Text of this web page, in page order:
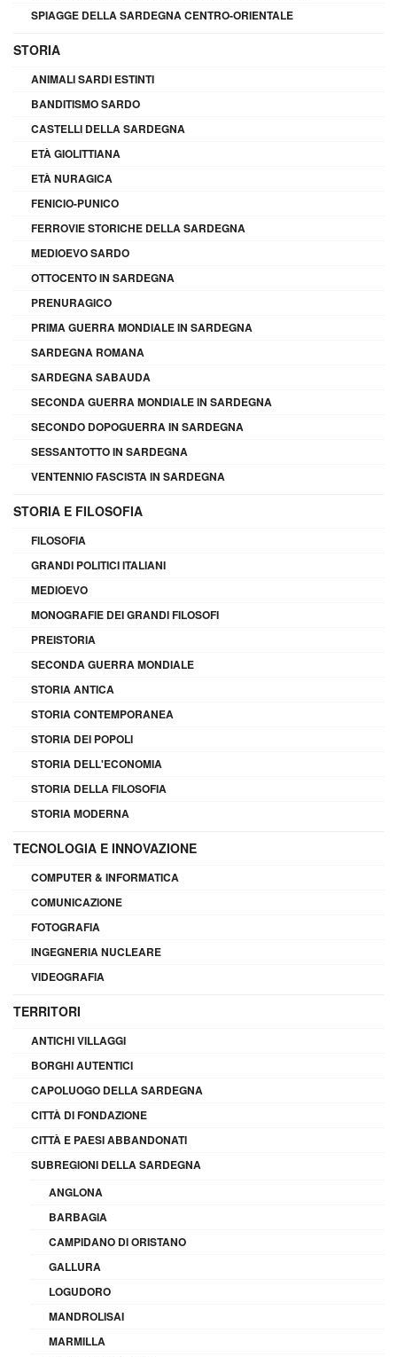
SPIAGGE DELLA SARDEGNA CENTRO-ORIENTALE
STORIA
ANIMALI SARDI ESTINTI
BANDITISMO SARDO
CASTELLI DELLA SARDEGNA
ETÀ GIOLITTIANA
ETÀ NURAGICA
FENICIO-PUNICO
FERROVIE STORICHE DELLA SARDEGNA
MEDIOEVO SARDO
OTTOCENTO IN SARDEGNA
PRENURAGICO
PRIMA GUERRA MONDIALE IN SARDEGNA
SARDEGNA ROMANA
SARDEGNA SABAUDA
SECONDA GUERRA MONDIALE IN SARDEGNA
SECONDO DOPOGUERRA IN SARDEGNA
SESSANTOTTO IN SARDEGNA
VENTENNIO FASCISTA IN SARDEGNA
STORIA E FILOSOFIA
FILOSOFIA
GRANDI POLITICI ITALIANI
MEDIOEVO
MONOGRAFIE DEI GRANDI FILOSOFI
PREISTORIA
SECONDA GUERRA MONDIALE
STORIA ANTICA
STORIA CONTEMPORANEA
STORIA DEI POPOLI
STORIA DELL'ECONOMIA
STORIA DELLA FILOSOFIA
STORIA MODERNA
TECNOLOGIA E INNOVAZIONE
COMPUTER & INFORMATICA
COMUNICAZIONE
FOTOGRAFIA
INGEGNERIA NUCLEARE
VIDEOGRAFIA
TERRITORI
ANTICHI VILLAGGI
BORGHI AUTENTICI
CAPOLUOGO DELLA SARDEGNA
CITTÀ DI FONDAZIONE
CITTÀ E PAESI ABBANDONATI
SUBREGIONI DELLA SARDEGNA
ANGLONA
BARBAGIA
CAMPIDANO DI ORISTANO
GALLURA
LOGUDORO
MANDROLISAI
MARMILLA